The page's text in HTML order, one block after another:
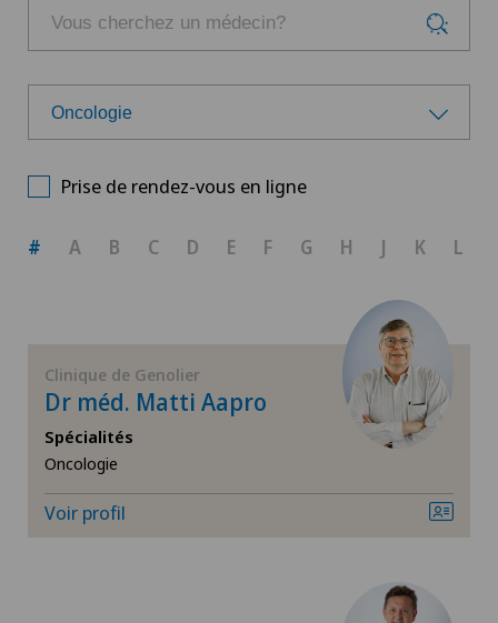
Oncologie
Angiographie
Angiologie
Arthroscopie genou
Prise de rendez-vous en ligne
# A B C D E F G H J K L
Clinique de Genolier
Dr méd. Matti Aapro
Spécialités
Oncologie
Voir profil